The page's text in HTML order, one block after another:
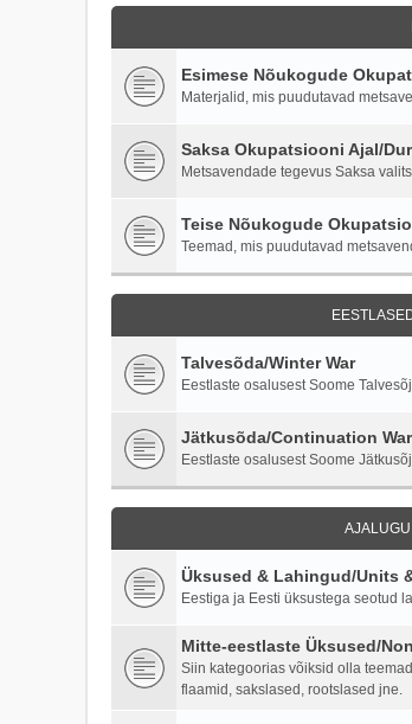
Esimese Nõukogude
Materjalid, mis puudutavad
Saksa Okupatsiooni Ajal/
Metsavendade tegevus Saksa
Teise Nõukogude
Teemad, mis puudutavad
Talvesõda/Winter War
Eestlaste osalusest Soome
Jätkusõda/Continuation War
Eestlaste osalusest Soome
Üksused & Lahingud/Units
Eestiga ja Eesti üksustega seotud
Mitte-eestlaste Üksused/
Siin kategoorias võiksid olla
flaamid, sakslased, rootslased jne.